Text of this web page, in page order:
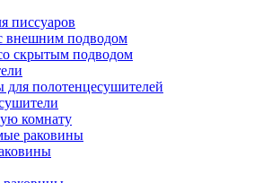
писсуаров
внешним подводом
скрытым подводом
для полотенцесушителей
комнату
раковины